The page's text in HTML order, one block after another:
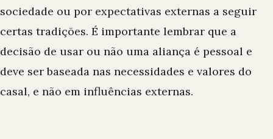
sociedade ou por expectativas externas a seguir
certas tradições. É importante lembrar que a
decisão de usar ou não uma aliança é pessoal e
deve ser baseada nas necessidades e valores do
casal, e não em influências externas.